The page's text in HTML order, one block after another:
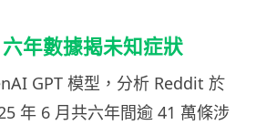
年數據揭未知症狀
GPT 模型，分析 Reddit 於
年 6 月共六年間逾 41 萬條涉